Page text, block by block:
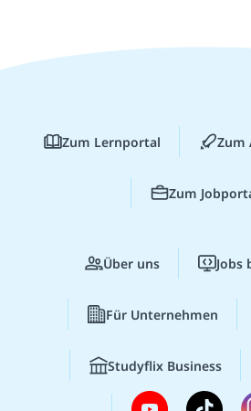
Zum Lernportal Zum
Zum
Über uns Jobs
Für Unternehmen
Studyflix Business